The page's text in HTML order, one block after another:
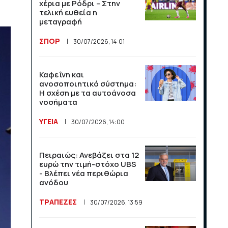
από τον Νίκο Χαρδαλιά
νέα πολύωρα μπλακ άουτ
στην Κούβα
ΔΙΕΘΝΗ
κτηνοτροφικό τομέα
ΔΙΕΘΝΗ 13/07/2026, 14:23
Ο Σέρλοτ δέχθηκε ακραία
χέρια με Ρόδρι – Στην
τελική ευθεία η
μεταγραφή
ΣΠΟΡ 30/07/2026, 14:01
Καφεΐνη και
ανοσοποιητικό σύστημα:
Η σχέση με τα αυτοάνοσα
νοσήματα
ΥΓΕΙΑ 30/07/2026, 14:00
Πειραιώς: Ανεβάζει στα 12
ευρώ την τιμή-στόχο UBS
- Βλέπει νέα περιθώρια
ανόδου
ΤΡΑΠΕΖΕΣ 30/07/2026, 13:59